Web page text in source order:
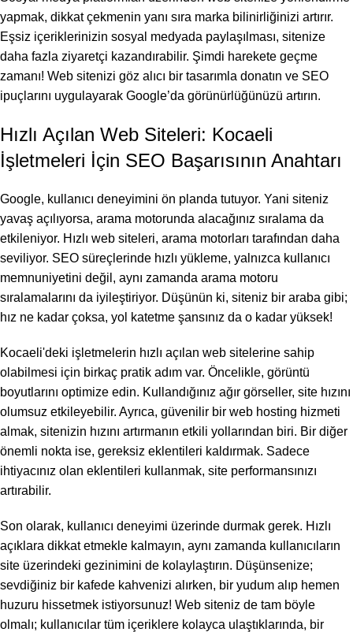
yapmak, dikkat çekmenin yanı sıra marka bilinirliğinizi artırır.
Eşsiz içeriklerinizin sosyal medyada paylaşılması, sitenize
daha fazla ziyaretçi kazandırabilir. Şimdi harekete geçme
zamanı! Web sitenizi göz alıcı bir tasarımla donatın ve SEO
ipuçlarını uygulayarak Google’da görünürlüğünüzü artırın.
Hızlı Açılan Web Siteleri: Kocaeli
İşletmeleri İçin SEO Başarısının Anahtarı
Google, kullanıcı deneyimini ön planda tutuyor. Yani siteniz
yavaş açılıyorsa, arama motorunda alacağınız sıralama da
etkileniyor. Hızlı web siteleri, arama motorları tarafından daha
seviliyor. SEO süreçlerinde hızlı yükleme, yalnızca kullanıcı
memnuniyetini değil, aynı zamanda arama motoru
sıralamalarını da iyileştiriyor. Düşünün ki, siteniz bir araba gibi;
hız ne kadar çoksa, yol katetme şansınız da o kadar yüksek!
Kocaeli'deki işletmelerin hızlı açılan web sitelerine sahip
olabilmesi için birkaç pratik adım var. Öncelikle, görüntü
boyutlarını optimize edin. Kullandığınız ağır görseller, site hızını
olumsuz etkileyebilir. Ayrıca, güvenilir bir web hosting hizmeti
almak, sitenizin hızını artırmanın etkili yollarından biri. Bir diğer
önemli nokta ise, gereksiz eklentileri kaldırmak. Sadece
ihtiyacınız olan eklentileri kullanmak, site performansınızı
artırabilir.
Son olarak, kullanıcı deneyimi üzerinde durmak gerek. Hızlı
açıklara dikkat etmekle kalmayın, aynı zamanda kullanıcıların
site üzerindeki gezinimini de kolaylaştırın. Düşünsenize;
sevdiğiniz bir kafede kahvenizi alırken, bir yudum alıp hemen
huzuru hissetmek istiyorsunuz! Web siteniz de tam böyle
olmalı; kullanıcılar tüm içeriklere kolayca ulaştıklarında, bir